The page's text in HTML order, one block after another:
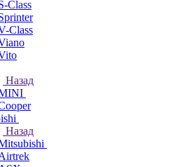
Class
Class
Назад
Назад